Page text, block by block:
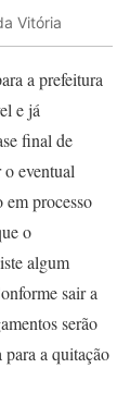
Vitória
a prefeitura
e já
final de
eventual
em processo
o
algum
sair a
serão
a quitação